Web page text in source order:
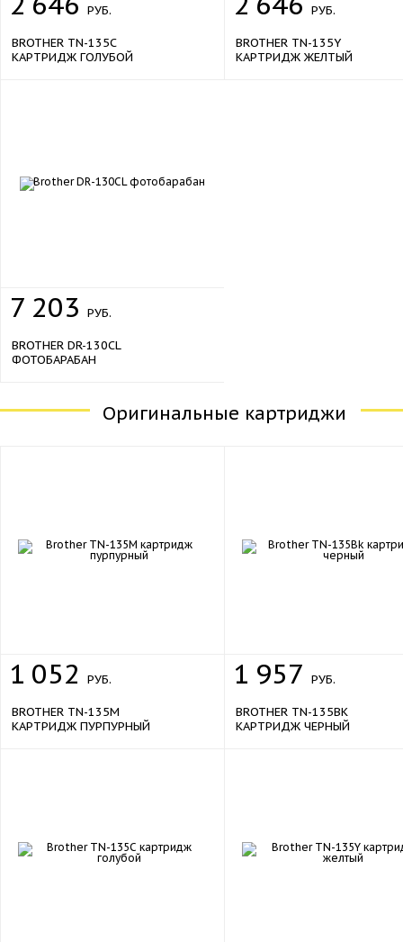
РУБ.
BROTHER TN-135C
КАРТРИДЖ ГОЛУБОЙ
РУБ.
BROTHER TN-135Y
КАРТРИДЖ ЖЕЛТЫЙ
7 203 РУБ.
BROTHER DR-130CL
ФОТОБАРАБАН
Оригинальные картриджи
1 052 РУБ.
BROTHER TN-135M
КАРТРИДЖ ПУРПУРНЫЙ
1 957 РУБ.
BROTHER TN-135BK
КАРТРИДЖ ЧЕРНЫЙ